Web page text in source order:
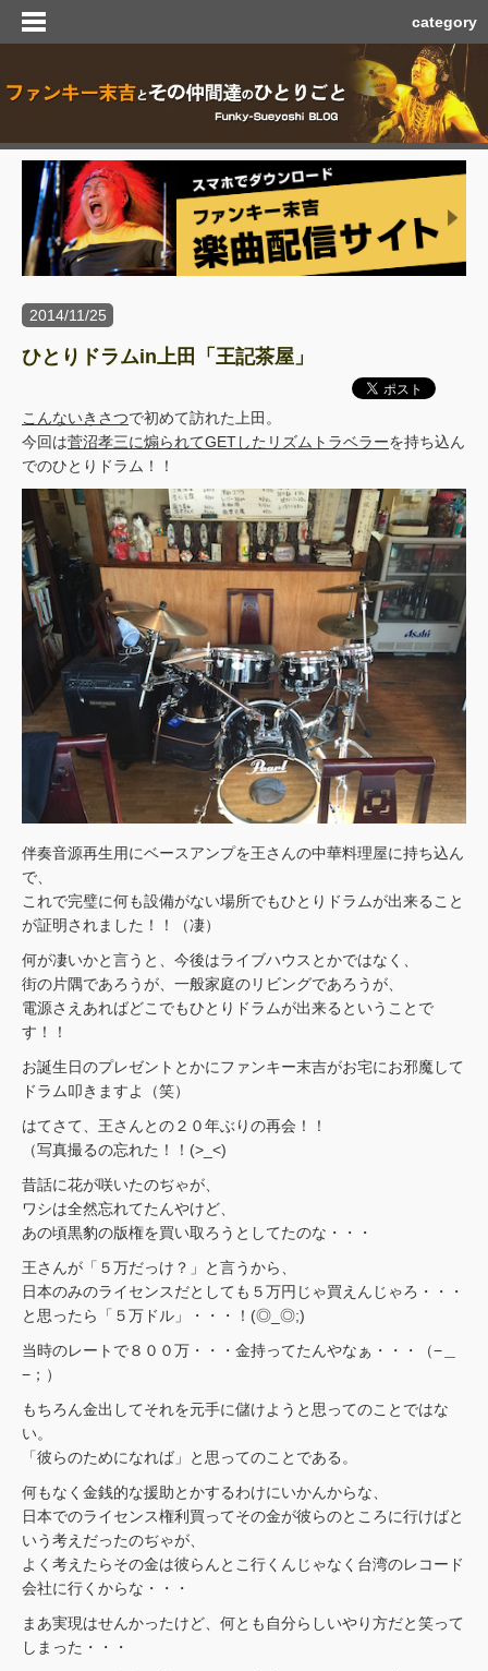
category
2014/11/25
ひとりドラムin上田「王記茶屋」
こんないきさつで初めて訪れた上田。
今回は菅沼孝三に煽られてGETしたリズムトラベラーを持ち込ん
でのひとりドラム！！
伴奏音源再生用にベースアンプを王さんの中華料理屋に持ち込ん
で、
これで完璧に何も設備がない場所でもひとりドラムが出来ること
が証明されました！！（凄）
何が凄いかと言うと、今後はライブハウスとかではなく、
街の片隅であろうが、一般家庭のリビングであろうが、
電源さえあればどこでもひとりドラムが出来るということで
す！！
お誕生日のプレゼントとかにファンキー末吉がお宅にお邪魔して
ドラム叩きますよ（笑）
はてさて、王さんとの２０年ぶりの再会！！
（写真撮るの忘れた！！(>_<)
昔話に花が咲いたのぢゃが、
ワシは全然忘れてたんやけど、
あの頃黒豹の版権を買い取ろうとしてたのな・・・
王さんが「５万だっけ？」と言うから、
日本のみのライセンスだとしても５万円じゃ買えんじゃろ・・・
と思ったら「５万ドル」・・・！(◎_◎;)
当時のレートで８００万・・・金持ってたんやなぁ・・・（−＿
−；）
もちろん金出してそれを元手に儲けようと思ってのことではな
い。
「彼らのためになれば」と思ってのことである。
何もなく金銭的な援助とかするわけにいかんからな、
日本でのライセンス権利買ってその金が彼らのところに行けばと
いう考えだったのぢゃが、
よく考えたらその金は彼らんとこ行くんじゃなく台湾のレコード
会社に行くからな・・・
まあ実現はせんかったけど、何とも自分らしいやり方だと笑って
しまった・・・